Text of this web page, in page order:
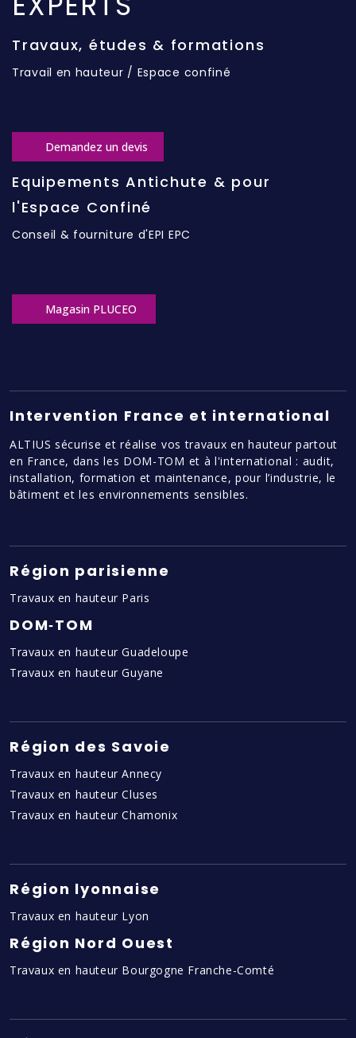
Travaux, études & formations
Travail en hauteur / Espace confiné
Demandez un devis
Equipements Antichute & pour
l'Espace Confiné
Conseil & fourniture d'EPI EPC
Magasin PLUCEO
Intervention France et international
ALTIUS sécurise et réalise vos travaux en hauteur partout
en France, dans les DOM-TOM et à l'international : audit,
installation, formation et maintenance, pour l’industrie, le
bâtiment et les environnements sensibles.
Région parisienne
Travaux en hauteur Paris
DOM‑TOM
Travaux en hauteur Guadeloupe
Travaux en hauteur Guyane
Région des Savoie
Travaux en hauteur Annecy
Travaux en hauteur Cluses
Travaux en hauteur Chamonix
Région lyonnaise
Travaux en hauteur Lyon
Région Nord Ouest
Travaux en hauteur Bourgogne Franche-Comté